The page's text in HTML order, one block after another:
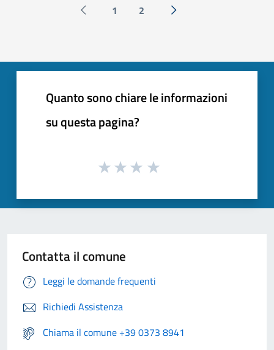
Pagina precedente
1 2 Successiva »
Quanto sono chiare le informazioni
su questa pagina?
Contatta il comune
Leggi le domande frequenti
Richiedi Assistenza
Chiama il comune +39 0373 8941